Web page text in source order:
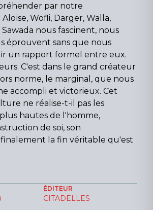
par notre
Wofli, Darger, Walla,
nous fascinent, nous
éprouvent sans que nous
un rapport formel entre eux.
C'est dans le grand créateur
norme, le marginal, que nous
accompli et victorieux. Cet
ne réalise-t-il pas les
hautes de l'homme,
de soi, son
finalement la fin véritable qu'est
ÉDITEUR
CITADELLES